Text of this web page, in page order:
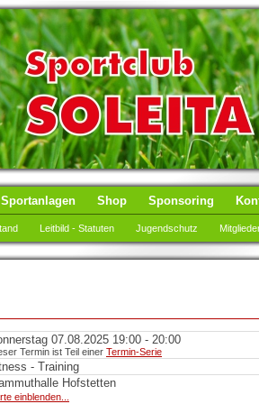
Sportanlagen Shop Sponsoring
Leitbild - Statuten Jugendschutz
07.08.2025 19:00 - 20:00
Termin ist Teil einer Termin-Serie
- Training
Hofstetten
einblenden...